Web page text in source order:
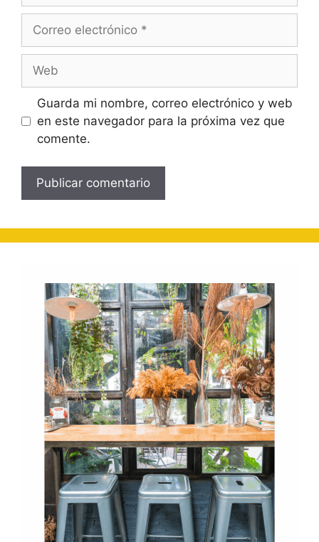
Correo
Web
Guarda mi nombre, correo electrónico y web
en este navegador para la próxima vez que
comente.